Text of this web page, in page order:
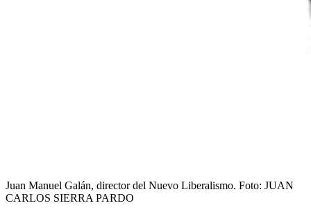
Juan Manuel Galán, director del Nuevo Liberalismo. Foto: JUAN
CARLOS SIERRA PARDO